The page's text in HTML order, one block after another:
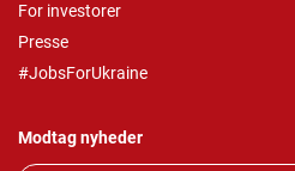
For investorer
Presse
#JobsForUkraine
Modtag nyheder